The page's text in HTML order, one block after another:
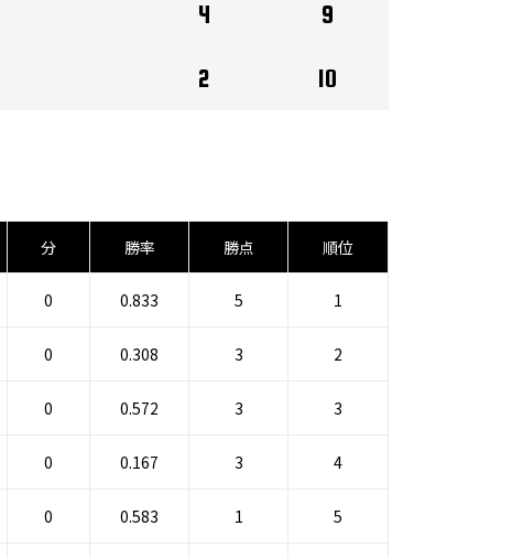
4 9
2 10
分 勝率 勝点 順位
0 0.833 5 1
0 0.308 3 2
0 0.572 3 3
0 0.167 3 4
0 0.583 1 5